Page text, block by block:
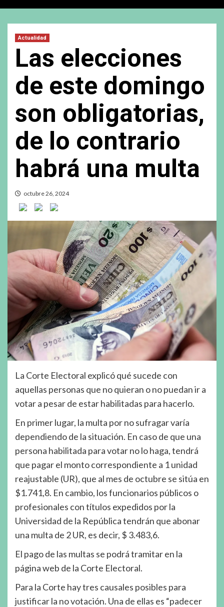
Actualidad
Las elecciones
de este domingo
son obligatorias,
de lo contrario
habrá una multa
octubre 26, 2024
La Corte Electoral explicó qué sucede con
aquellas personas que no quieran o no puedan ir a
votar a pesar de estar habilitadas para hacerlo.
En primer lugar, la multa por no sufragar varía
dependiendo de la situación. En caso de que una
persona habilitada para votar no lo haga, tendrá
que pagar el monto correspondiente a 1 unidad
reajustable (UR), que al mes de octubre se sitúa en
$1.741,8. En cambio, los funcionarios públicos o
profesionales con títulos expedidos por la
Universidad de la República tendrán que abonar
una multa de 2 UR, es decir, $ 3.483,6.
El pago de las multas se podrá tramitar en la
página web de la Corte Electoral.
Para la Corte hay tres causales posibles para
justificar la no votación. Una de ellas es “padecer